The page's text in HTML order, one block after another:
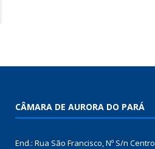
CÂMARA DE AURORA DO PARÁ
End.: Rua São Francisco, Nº S/n Centro